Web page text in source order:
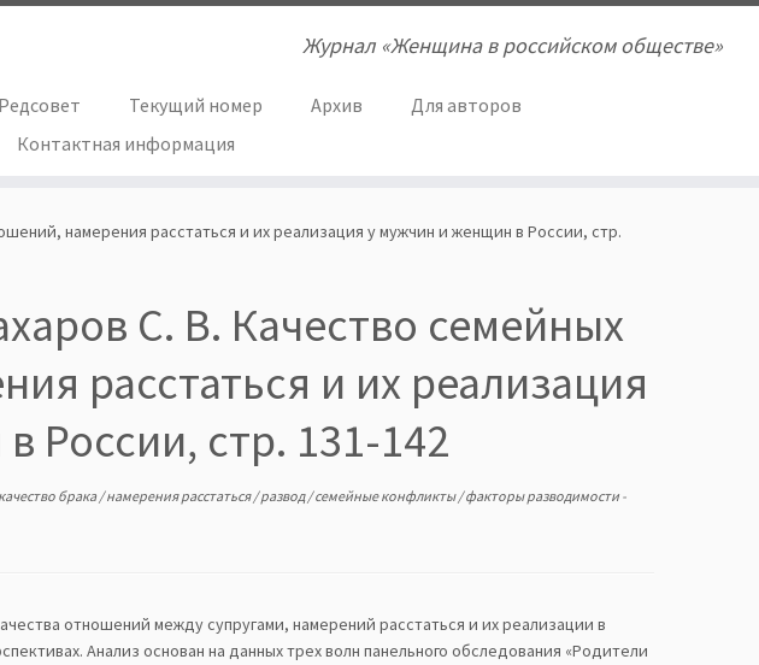
Журнал «Женщина в российском обществе»
Текущий номер Архив
Для авторов
Контактная информация
намерения расстаться и их реализация у мужчин и женщин в России, стр.
С. В. Качество семейных
расстаться и их реализация
России, стр. 131-142
качество брака/намерения расстаться/развод/семейные конфликты/факторы разводимости -
отношений между супругами, намерений расстаться и их реализации в
Анализ основан на данных трех волн панельного обследования «Родители